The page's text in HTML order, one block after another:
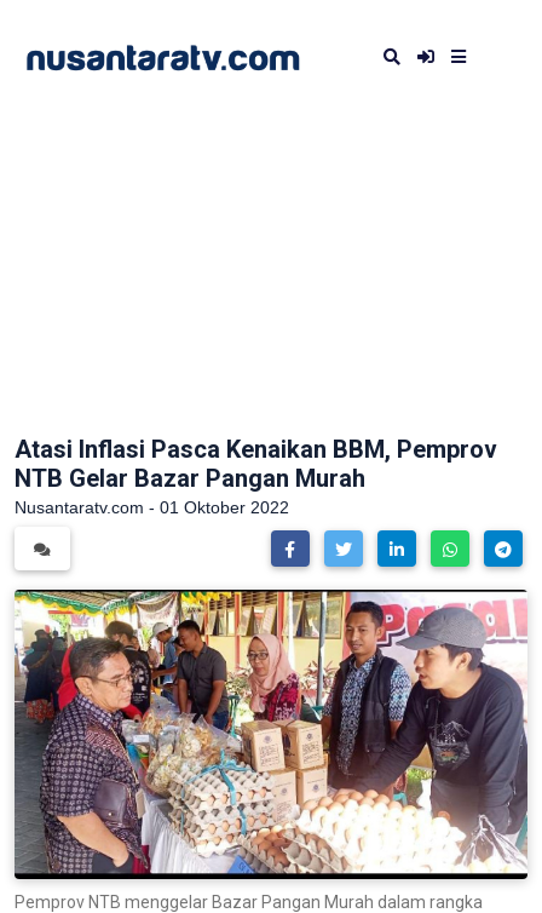
Atasi Inflasi Pasca Kenaikan BBM, Pemprov
NTB Gelar Bazar Pangan Murah
Nusantaratv.com - 01 Oktober 2022
Pemprov NTB menggelar Bazar Pangan Murah dalam rangka